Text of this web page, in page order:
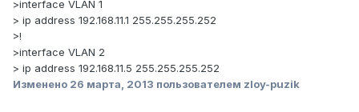
>interface VLAN 1
> ip address 192.168.11.1 255.255.255.252
>!
>interface VLAN 2
> ip address 192.168.11.5 255.255.255.252
Изменено 26 марта, 2013 пользователем zloy-puzik